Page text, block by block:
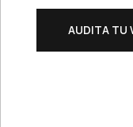
AUDITA TU